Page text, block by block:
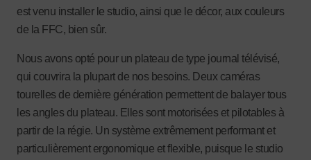
est venu installer le studio, ainsi que le décor, aux couleurs
de la FFC, bien sûr.
Nous avons opté pour un plateau de type journal télévisé,
qui couvrira la plupart de nos besoins. Deux caméras
tourelles de dernière génération permettent de balayer tous
les angles du plateau. Elles sont motorisées et pilotables à
partir de la régie. Un système extrêmement performant et
particulièrement ergonomique et flexible, puisque le studio